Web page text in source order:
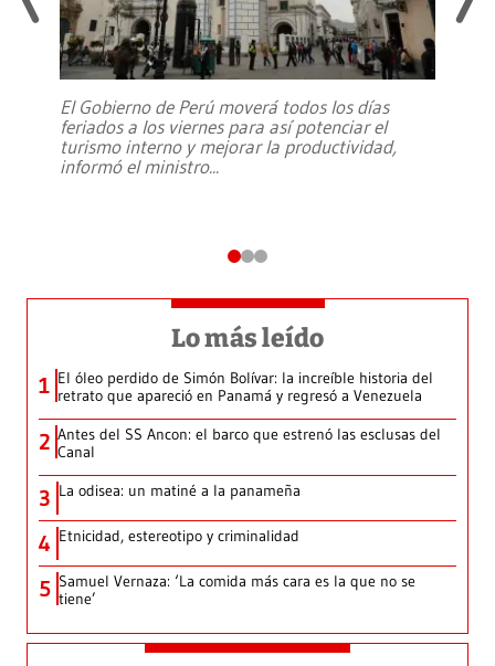
El Gobierno de Perú moverá todos los días
feriados a los viernes para así potenciar el
turismo interno y mejorar la productividad,
informó el ministro...
Lo más leído
1 El óleo perdido de Simón Bolívar: la increíble historia del
retrato que apareció en Panamá y regresó a Venezuela
2 Antes del SS Ancon: el barco que estrenó las esclusas del
Canal
3 La odisea: un matiné a la panameña
4 Etnicidad, estereotipo y criminalidad
5 Samuel Vernaza: ‘La comida más cara es la que no se
tiene’